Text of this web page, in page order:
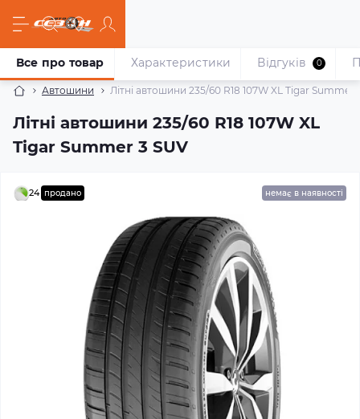
Автошини Літні автошини 235/60 R18 107W XL Tigar Summer
Літні автошини 235/60 R18 107W XL
Tigar Summer 3 SUV
Все про товар Характеристики Відгуків 0
24 продано немає в наявності